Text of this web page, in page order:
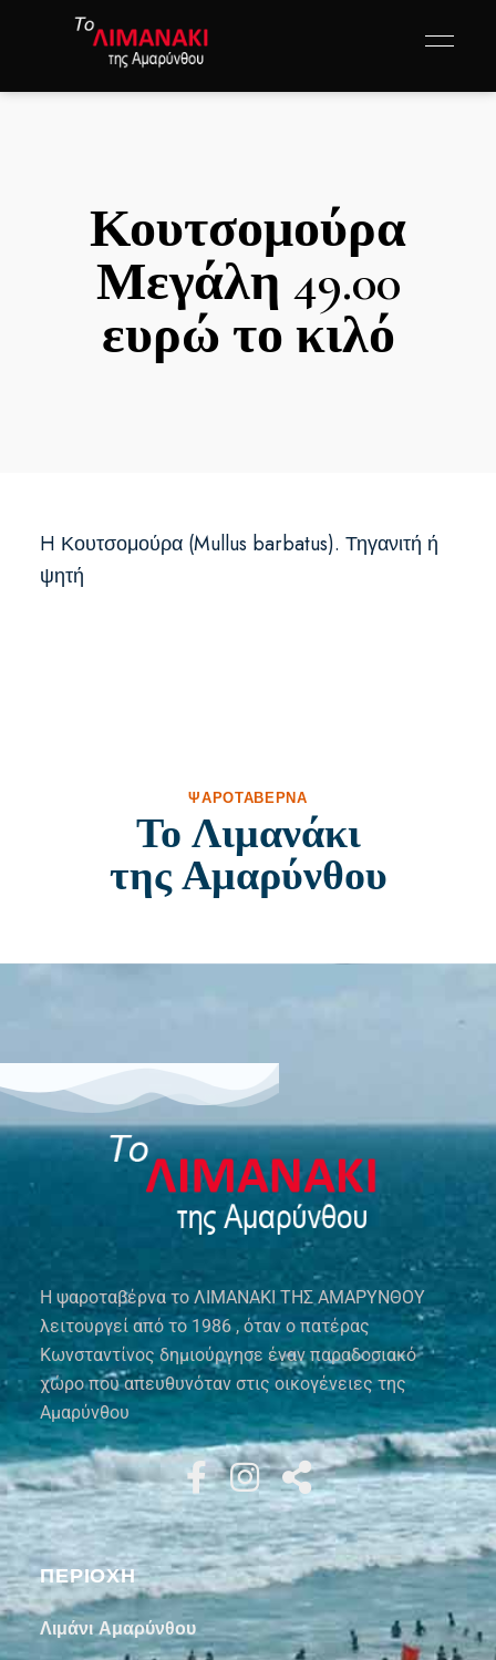
Κουτσομούρα
Μεγάλη 49.00
ευρώ το κιλό
H Κουτσομούρα (Mullus barbatus). Τηγανιτή ή
ψητή
ΨΑΡΟΤΑΒΈΡΝΑ
Το Λιμανάκι
της Αμαρύνθου
Η ψαροταβέρνα το ΛΙΜΑΝΑΚΙ ΤΗΣ ΑΜΑΡΥΝΘΟΥ
λειτουργεί από το 1986 , όταν ο πατέρας
Κωνσταντίνος δημιούργησε έναν παραδοσιακό
χώρο που απευθυνόταν στις οικογένειες της
Αμαρύνθου
ΠΕΡΙΟΧΗ
Λιμάνι Αμαρύνθου